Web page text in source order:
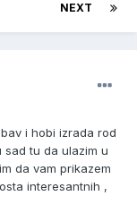
NEXT
i hobi izrada rod
sad tu da ulazim u
da vam prikazem
interesantnih ,